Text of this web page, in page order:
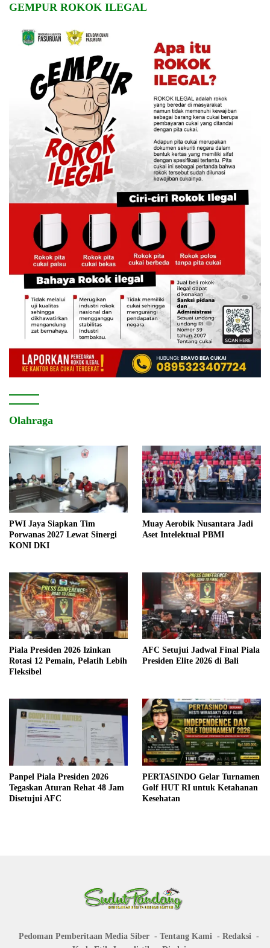
GEMPUR ROKOK ILEGAL
Olahraga
PWI Jaya Siapkan Tim
Porwanas 2027 Lewat Sinergi
KONI DKI
Muay Aerobik Nusantara Jadi
Aset Intelektual PBMI
Piala Presiden 2026 Izinkan
Rotasi 12 Pemain, Pelatih Lebih
Fleksibel
AFC Setujui Jadwal Final Piala
Presiden Elite 2026 di Bali
Panpel Piala Presiden 2026
Tegaskan Aturan Rehat 48 Jam
Disetujui AFC
PERTASINDO Gelar Turnamen
Golf HUT RI untuk Ketahanan
Kesehatan
Pedoman Pemberitaan Media Siber Tentang Kami
Redaksi